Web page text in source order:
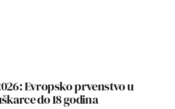
Evropsko prvenstvo u
do 18 godina